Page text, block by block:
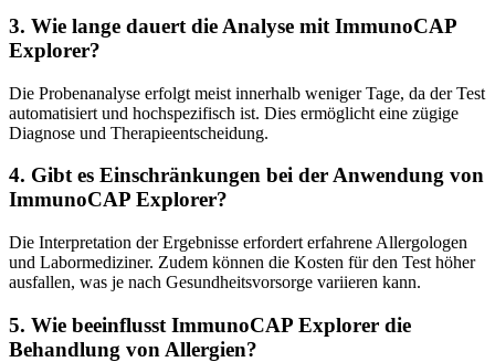
3. Wie lange dauert die Analyse mit ImmunoCAP
Explorer?
Die Probenanalyse erfolgt meist innerhalb weniger Tage, da der Test
automatisiert und hochspezifisch ist. Dies ermöglicht eine zügige
Diagnose und Therapieentscheidung.
4. Gibt es Einschränkungen bei der Anwendung von
ImmunoCAP Explorer?
Die Interpretation der Ergebnisse erfordert erfahrene Allergologen
und Labormediziner. Zudem können die Kosten für den Test höher
ausfallen, was je nach Gesundheitsvorsorge variieren kann.
5. Wie beeinflusst ImmunoCAP Explorer die
Behandlung von Allergien?